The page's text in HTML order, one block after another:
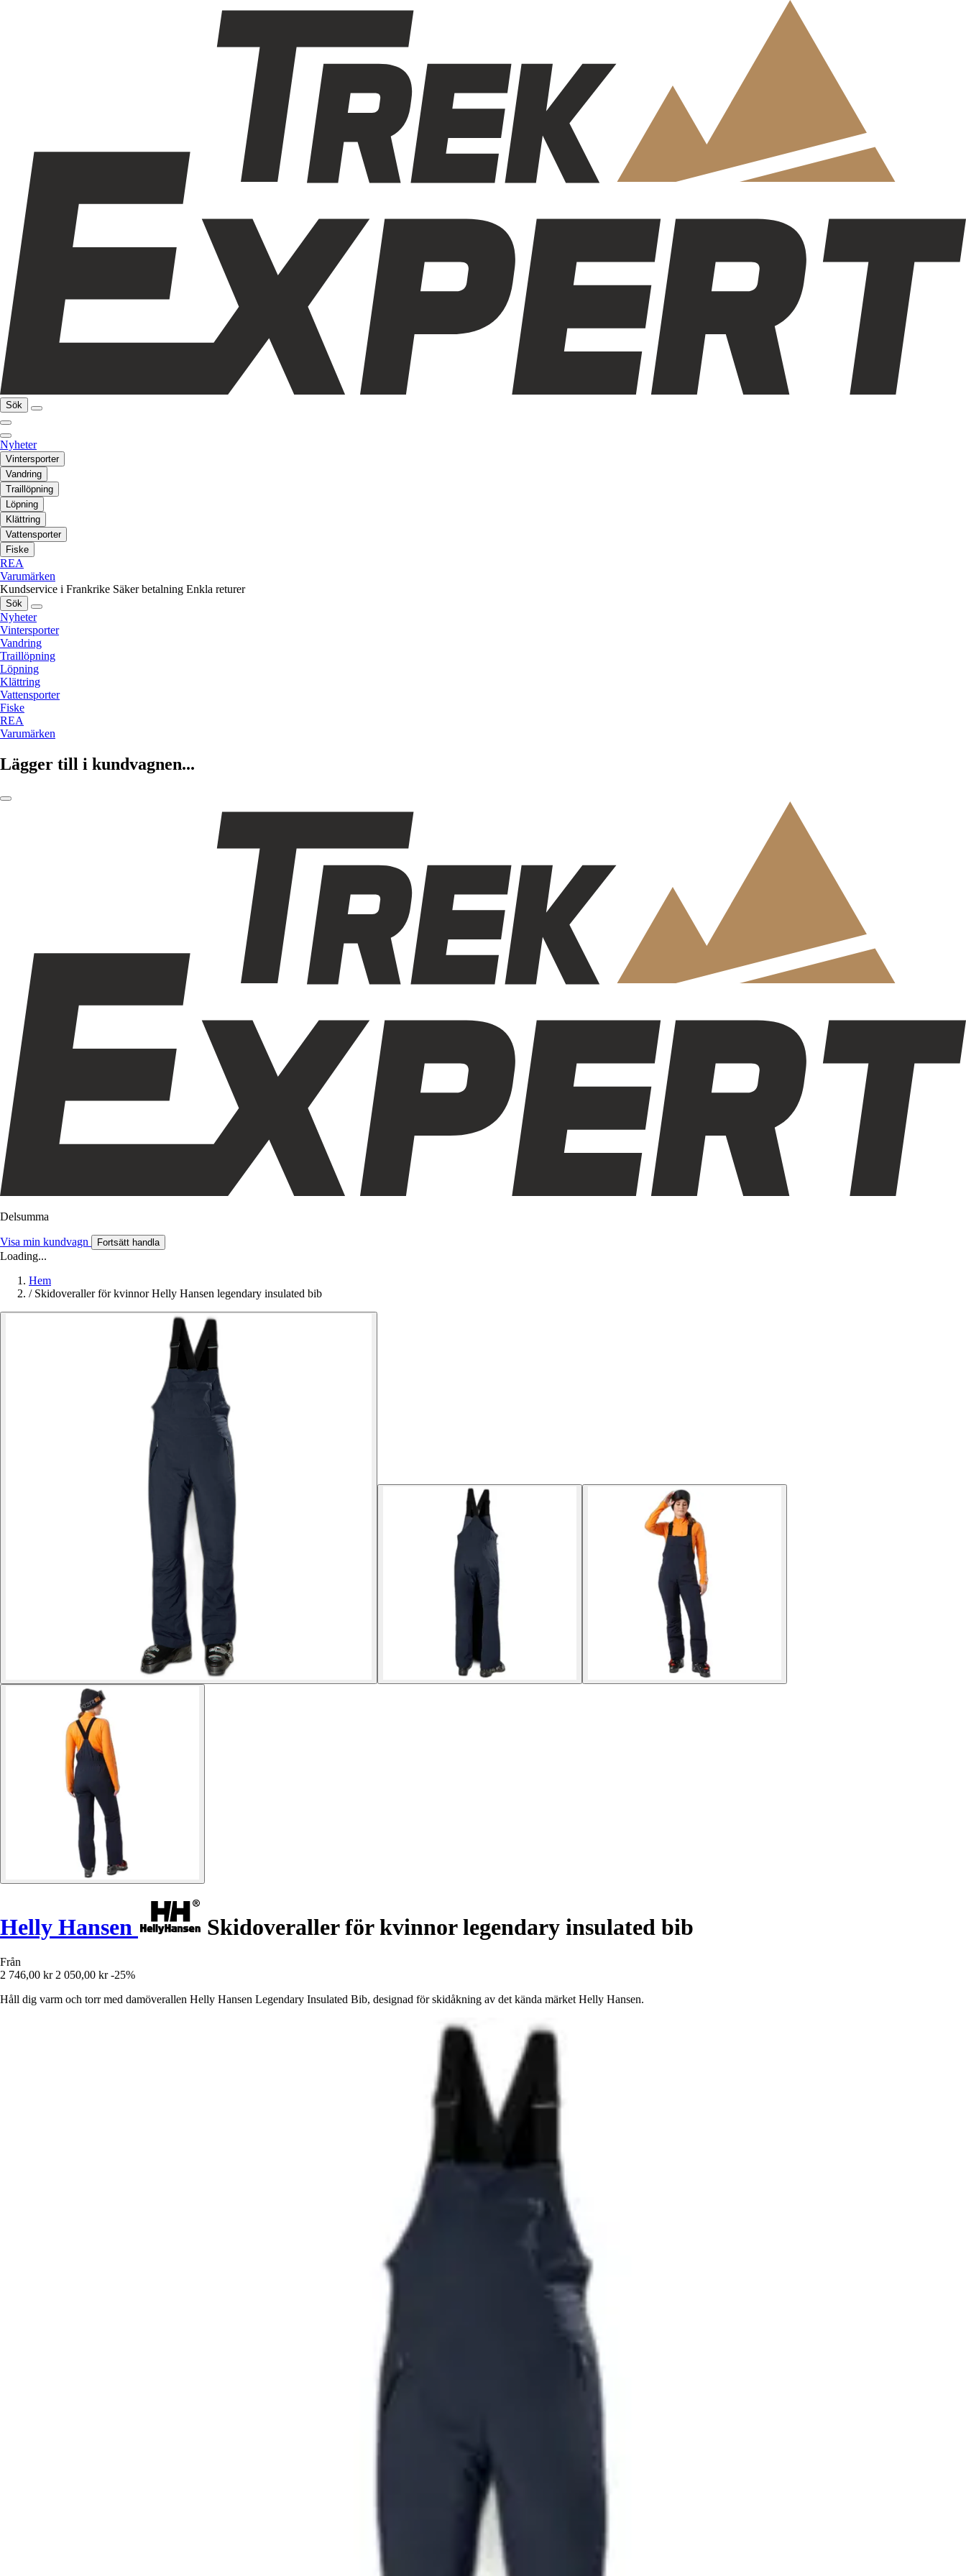
Sök
Nyheter
Vintersporter
Vandring
Traillöpning
Löpning
Klättring
Vattensporter
Fiske
REA
Varumärken
Kundservice i Frankrike Säker betalning Enkla returer
Sök
Nyheter
Vintersporter
Vandring
Traillöpning
Löpning
Klättring
Vattensporter
Fiske
REA
Varumärken
Lägger till i kundvagnen...
Delsumma
Visa min kundvagn Fortsätt handla
Loading...
Hem
/ Skidoveraller för kvinnor Helly Hansen legendary insulated bib
Helly Hansen Skidoveraller för kvinnor legendary insulated bib
Från
2 746,00 kr 2 050,00 kr -25%
Håll dig varm och torr med damöverallen Helly Hansen Legendary Insulated Bib, designad för skidåkning av det kända märket Helly Hansen.